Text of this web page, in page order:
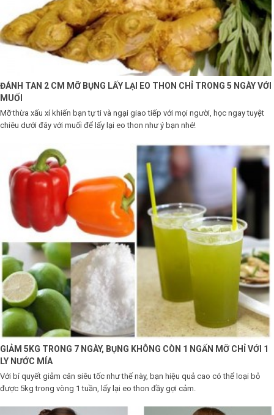
Shop All Brand A-
ĐÁNH TAN 2 CM MỠ BỤNG LẤY LẠI EO THON CHỈ TRONG 5 NGÀY VỚI
MUỐI
Mỡ thừa xấu xí khiến bạn tự ti và ngại giao tiếp với mọi người, học ngay tuyệt
chiêu dưới đây với muối để lấy lại eo thon như ý bạn nhé!
GIẢM 5KG TRONG 7 NGÀY, BỤNG KHÔNG CÒN 1 NGẤN MỠ CHỈ VỚI 1
LY NƯỚC MÍA
Với bí quyết giảm cân siêu tốc như thế này, bạn hiệu quả cao có thể loại bỏ
được 5kg trong vòng 1 tuần, lấy lại eo thon đầy gợi cảm.